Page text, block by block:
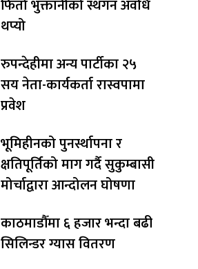
फिर्ता भुक्तानीको स्थगन अवधि
थप्यो
रुपन्देहीमा अन्य पार्टीका २५
सय नेता-कार्यकर्ता रास्वपामा
प्रवेश
भूमिहीनको पुनर्स्थापना र
क्षतिपूर्तिको माग गर्दै सुकुम्बासी
मोर्चाद्वारा आन्दोलन घोषणा
काठमाडौँमा ६ हजार भन्दा बढी
सिलिन्डर ग्यास वितरण